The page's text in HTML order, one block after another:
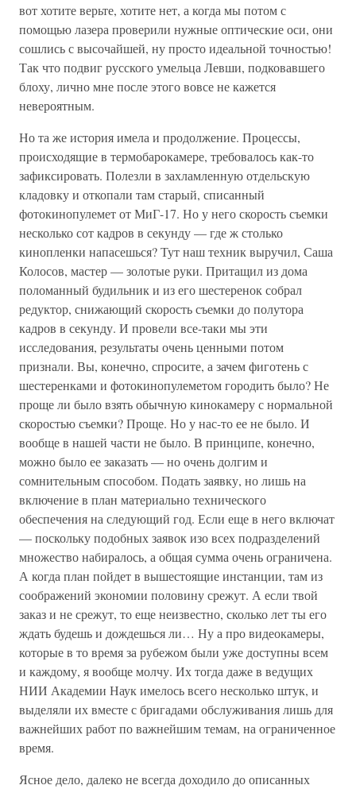
вот хотите верьте, хотите нет, а когда мы потом с
помощью лазера проверили нужные оптические оси, они
сошлись с высочайшей, ну просто идеальной точностью!
Так что подвиг русского умельца Левши, подковавшего
блоху, лично мне после этого вовсе не кажется
невероятным.
Но та же история имела и продолжение. Процессы,
происходящие в термобарокамере, требовалось как-то
зафиксировать. Полезли в захламленную отдельскую
кладовку и откопали там старый, списанный
фотокинопулемет от МиГ-17. Но у него скорость съемки
несколько сот кадров в секунду — где ж столько
кинопленки напасешься? Тут наш техник выручил, Саша
Колосов, мастер — золотые руки. Притащил из дома
поломанный будильник и из его шестеренок собрал
редуктор, снижающий скорость съемки до полутора
кадров в секунду. И провели все-таки мы эти
исследования, результаты очень ценными потом
признали. Вы, конечно, спросите, а зачем фиготень с
шестеренками и фотокинопулеметом городить было? Не
проще ли было взять обычную кинокамеру с нормальной
скоростью съемки? Проще. Но у нас-то ее не было. И
вообще в нашей части не было. В принципе, конечно,
можно было ее заказать — но очень долгим и
сомнительным способом. Подать заявку, но лишь на
включение в план материально технического
обеспечения на следующий год. Если еще в него включат
— поскольку подобных заявок изо всех подразделений
множество набиралось, а общая сумма очень ограничена.
А когда план пойдет в вышестоящие инстанции, там из
соображений экономии половину срежут. А если твой
заказ и не срежут, то еще неизвестно, сколько лет ты его
ждать будешь и дождешься ли… Ну а про видеокамеры,
которые в то время за рубежом были уже доступны всем
и каждому, я вообще молчу. Их тогда даже в ведущих
НИИ Академии Наук имелось всего несколько штук, и
выделяли их вместе с бригадами обслуживания лишь для
важнейших работ по важнейшим темам, на ограниченное
время.
Ясное дело, далеко не всегда доходило до описанных